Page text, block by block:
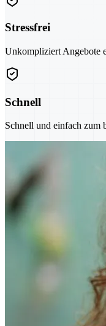
Stressfrei
Unkompliziert Angebote
Schnell
Schnell und einfach zum